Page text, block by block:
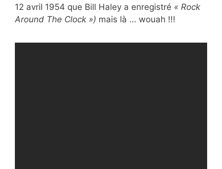
12 avril 1954 que Bill Haley a enregistré « Rock
Around The Clock ») mais là … wouah !!!